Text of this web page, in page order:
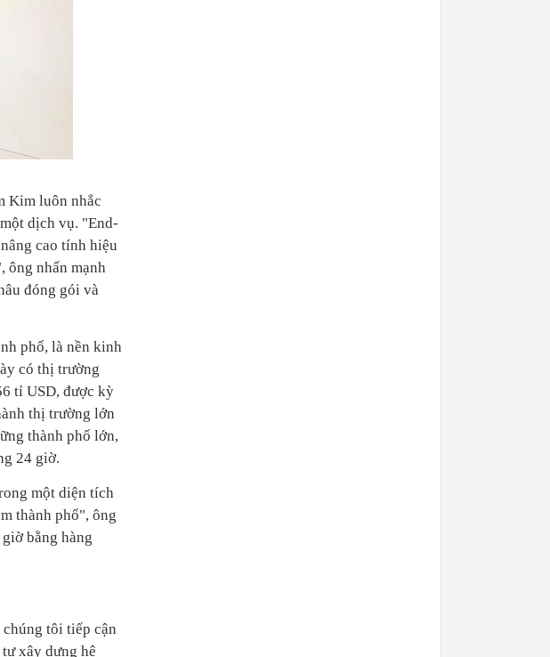
Kim luôn nhắc
dịch vụ. "End-
cao tính hiệu
ông nhấn mạnh
đóng gói và
phố, là nền kinh
có thị trường
tỉ USD, được kỳ
thị trường lớn
thành phố lớn,
24 giờ.
một diện tích
thành phố", ông
bằng hàng
chúng tôi tiếp cận
xây dựng hệ